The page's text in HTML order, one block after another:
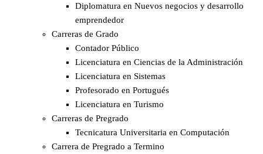
Diplomatura en Nuevos negocios y desarrollo
emprendedor
Carreras de Grado
Contador Público
Licenciatura en Ciencias de la Administración
Licenciatura en Sistemas
Profesorado en Portugués
Licenciatura en Turismo
Carreras de Pregrado
Tecnicatura Universitaria en Computación
Carrera de Pregrado a Termino